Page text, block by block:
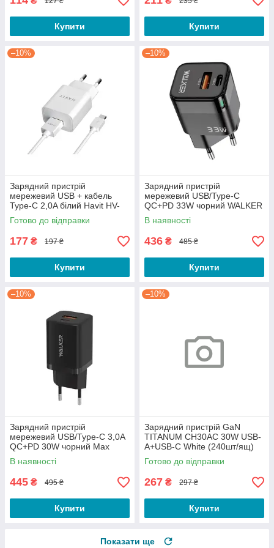
Купити Купити
–10%
Зарядний пристрій
мережевий USB + кабель
Type-C 2,0A білий Havit HV-
ST113
Готово до відправки
177 ₴ 197 ₴
Купити
–10%
Зарядний пристрій
мережевий USB/Type-C
QC+PD 33W чорний WALKER
WH-43
В наявності
436 ₴ 485 ₴
Купити
–10%
Зарядний пристрій
мережевий USB/Type-C 3,0A
QC+PD 30W чорний Max
WALKER WH-60
В наявності
445 ₴ 495 ₴
Купити
–10%
Зарядний пристрій GaN
TITANUM CH30AC 30W USB-
A+USB-C White (240шт/ящ)
Готово до відправки
267 ₴ 297 ₴
Купити
Показати ще